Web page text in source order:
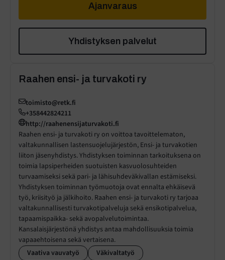
Ajanvaraus
Yhdistyksen palvelut
Raahen ensi- ja turvakoti ry
toimisto@retk.fi
+358442824211
http://raahenensijaturvakoti.fi
Raahen ensi- ja turvakoti ry on voittoa tavoittelematon,
valtakunnallisen lastensuojelujärjestön, Ensi- ja turvakotien
liiton jäsenyhdistys. Yhdistyksen toiminnan tarkoituksena on
toimia lapsiperheiden suotuisten kasvuolosuhteiden
turvaamiseksi sekä pari- ja lähisuhdeväkivallan estämiseksi.
Yhdistyksen toiminnan työmuotoja ovat ennalta ehkäisevä
työ, kriisityö ja jälkihoito. Raahen ensi- ja turvakoti ry tarjoaa
valtakunnallisesti turvakotipalveluja sekä ensikotipalvelua,
tapaamispaikka- sekä avopalvelutoimintaa.
Kansalaisjärjestönä yhdistys antaa mahdollisuuksia toimia
vapaaehtoisena sekä vertaisena.
Vaativa vauvatyö
Väkivaltatyö